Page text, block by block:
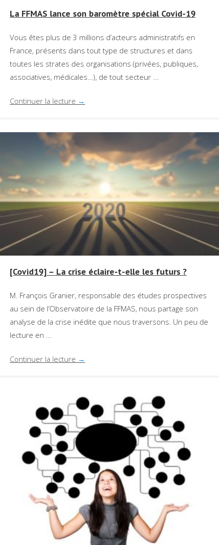
La FFMAS lance son baromètre spécial Covid-19
Vous êtes plus de 3 millions d’acteurs administratifs en
France, présents dans tout type de structures et dans
toutes les strates des organisations (privées, publiques,
associatives, médicales…), de tout secteur ...
Continuer la lecture →
[Covid19] – La crise éclaire-t-elle les futurs ?
M. François Granier, responsable des études prospectives
au sein de l’Observatoire de la FFMAS, nous partage son
analyse de la crise inédite que nous traversons. Un peu de
lecture en ...
Continuer la lecture →